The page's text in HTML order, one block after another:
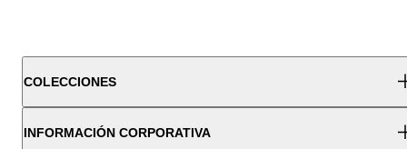
COLECCIONES
INFORMACIÓN CORPORATIVA